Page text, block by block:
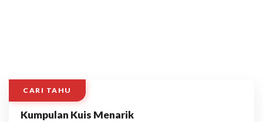
CARI TAHU
Kumpulan Kuis Menarik